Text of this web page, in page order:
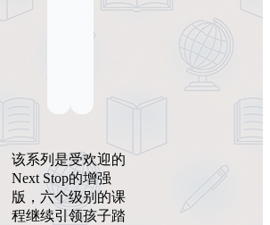
该系列是受欢迎的
Next Stop的增强
版，六个级别的课
程继续引领孩子踏